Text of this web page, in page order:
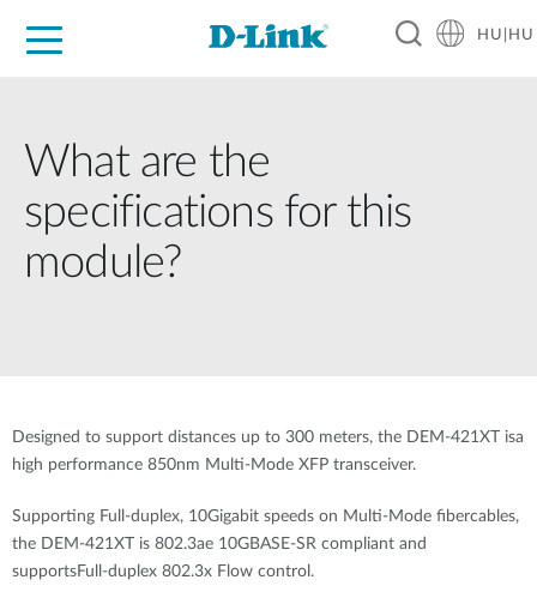
HU|HU
What are the
specifications for this
module?
Designed to support distances up to 300 meters, the DEM-421XT isa
high performance 850nm Multi-Mode XFP transceiver.
Supporting Full-duplex, 10Gigabit speeds on Multi-Mode fibercables,
the DEM-421XT is 802.3ae 10GBASE-SR compliant and
supportsFull-duplex 802.3x Flow control.